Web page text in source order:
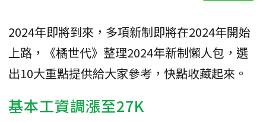
2024年即將到來，多項新制即將在2024年開始
上路，《橘世代》整理2024年新制懶人包，選
出10大重點提供給大家參考，快點收藏起來。
基本工資調漲至27K